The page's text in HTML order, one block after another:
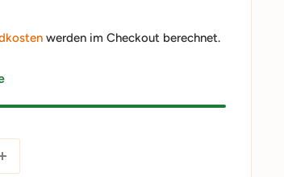
werden im Checkout berechnet.